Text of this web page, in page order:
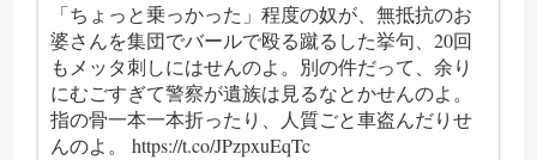
「ちょっと乗っかった」程度の奴が、無抵抗のお
婆さんを集団でバールで殴る蹴るした挙句、20回
もメッタ刺しにはせんのよ。別の件だって、余り
にむごすぎて警察が遺族は見るなとかせんのよ。
指の骨一本一本折ったり、人質ごと車盗んだりせ
んのよ。https://t.co/JPzpxuEqTc